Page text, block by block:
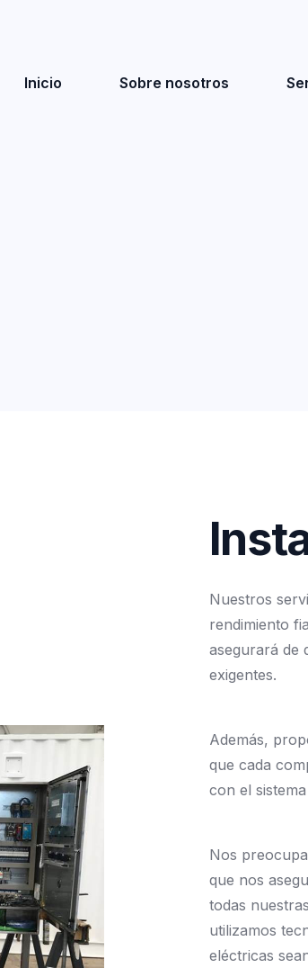
Inicio Sobre nosotros
Inst
Nuestros
rendimiento
asegurará de
exigentes.
Además,
que cada
con el sistema
Nos
que nos
todas nuestras
utilizamos
eléctricas